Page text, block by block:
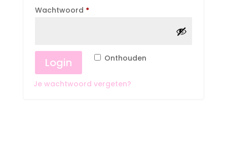
Wachtwoord *Vereist
Alternative: Onthouden
Login
Je wachtwoord vergeten?